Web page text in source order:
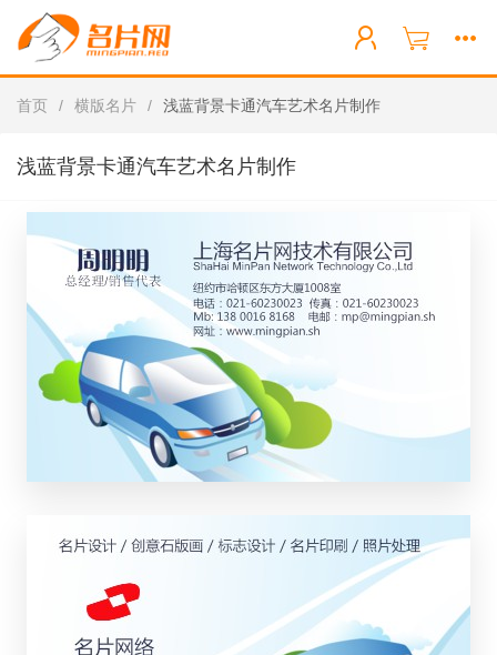
首页 / 横版名片 / 浅蓝背景卡通汽车艺术名片制作
浅蓝背景卡通汽车艺术名片制作